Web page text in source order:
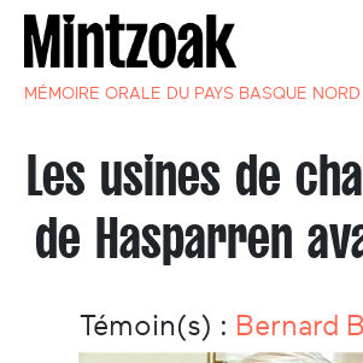
MÉMOIRE ORALE DU PAYS BASQUE NORD
Les usines de
de Hasparren
Témoin(s) : Bernard